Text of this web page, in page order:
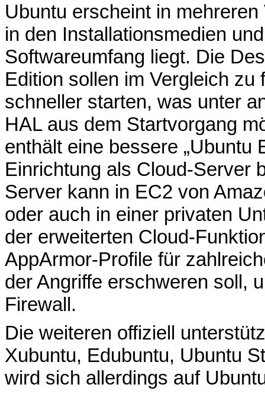
Ubuntu erscheint in
in den Installationsmedien
Softwareumfang liegt. Die
Edition sollen im Vergleich
schneller starten, was unter
HAL aus dem Startvorgang
enthält eine bessere „Ubuntu
Einrichtung als Cloud-Server
Server kann in EC2 von
oder auch in einer privaten
der erweiterten Cloud-
AppArmor-Profile für
der Angriffe erschweren soll,
Firewall.
Die weiteren offiziell
Xubuntu, Edubuntu, Ubuntu
wird sich allerdings auf